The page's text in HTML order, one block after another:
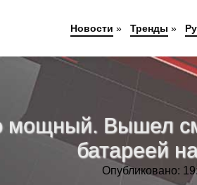
Вышел
батареей
Опубликовано:
Новости » Тренды »